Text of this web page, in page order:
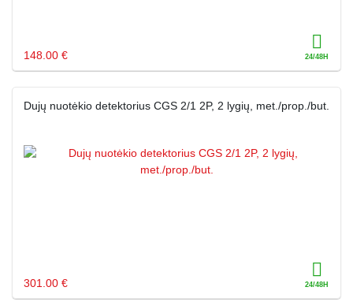
148.00 €
Dujų nuotėkio detektorius CGS 2/1 2P, 2 lygių, met./prop./but.
301.00 €